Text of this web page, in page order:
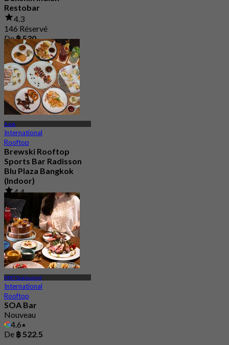
Restobar
4.3
146 Réservé
De฿ 530
Asok
International
Rooftop
Brewski Rooftop
Sports Bar Radisson
Blu Plaza Bangkok
(Indoor)
4.4
765 Réservé
De฿ 499
MRT Sukhumvit
International
Rooftop
SOA Bar
Nouveau
4.6
De ฿ 522.5